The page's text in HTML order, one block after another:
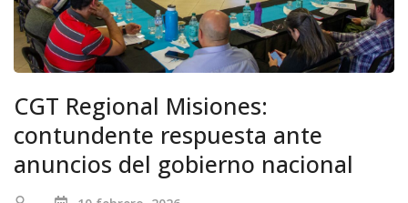
CGT Regional Misiones:
contundente respuesta ante
anuncios del gobierno nacional